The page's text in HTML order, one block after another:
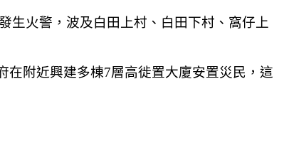
生火警，波及白田上村、白田下村、窩仔上
附近興建多棟7層高徙置大廈安置災民，這